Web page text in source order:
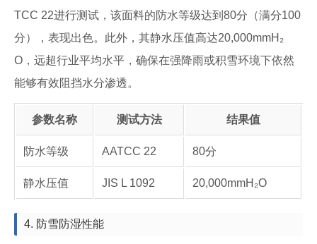
TCC 22进行测试，该面料的防水等级达到80分（满分100
分），表现出色。此外，其静水压值高达20,000mmH₂
O，远超行业平均水平，确保在强降雨或积雪环境下依然
能够有效阻挡水分渗透。
参数名称 测试方法 结果值
防水等级 AATCC 22 80分
静水压值 JIS L 1092 20,000mmH₂O
4. 防雪防湿性能